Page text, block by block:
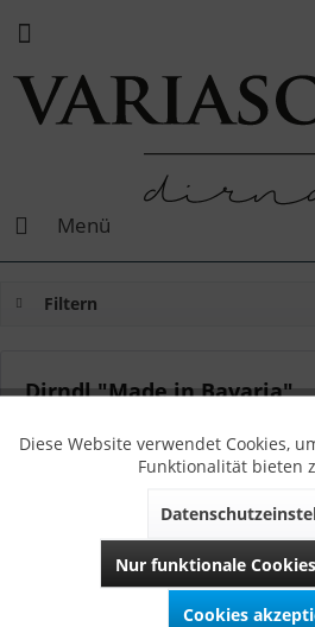
Menü
Filtern
Dirndl "Made in Bavaria"
Alle VARIASOPHIA Dirndl werden
hergestellt. Vom Zuschnitt bis zur
hinter diesen Dirndln bayerisches
Diese Website verwendet Cookies,
Funktionalität bieten
Nur funktionale
Cookies